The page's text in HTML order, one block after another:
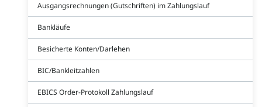
Ausgangsrechnungen (Gutschriften) im Zahlungslauf
Bankläufe
Besicherte Konten/Darlehen
BIC/Bankleitzahlen
EBICS Order-Protokoll Zahlungslauf